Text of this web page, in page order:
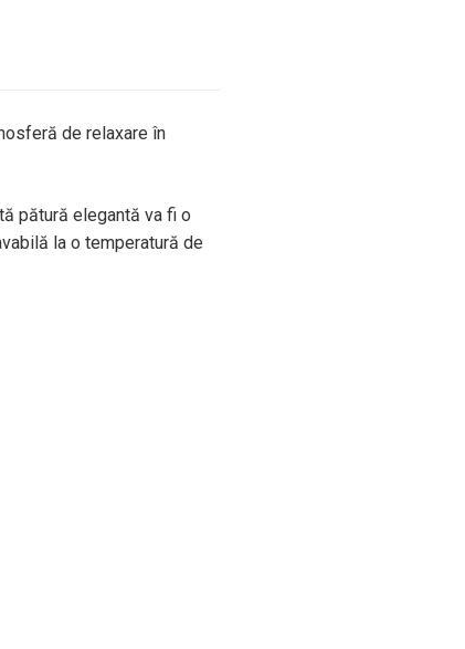
de relaxare în
pătură elegantă va fi o
la o temperatură de